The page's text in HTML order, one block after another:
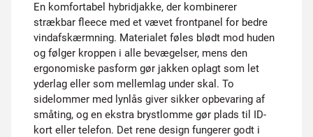
En komfortabel hybridjakke, der kombinerer
strækbar fleece med et vævet frontpanel for bedre
vindafskærmning. Materialet føles blødt mod huden
og følger kroppen i alle bevægelser, mens den
ergonomiske pasform gør jakken oplagt som let
yderlag eller som mellemlag under skal. To
sidelommer med lynlås giver sikker opbevaring af
småting, og en ekstra brystlomme gør plads til ID-
kort eller telefon. Det rene design fungerer godt i